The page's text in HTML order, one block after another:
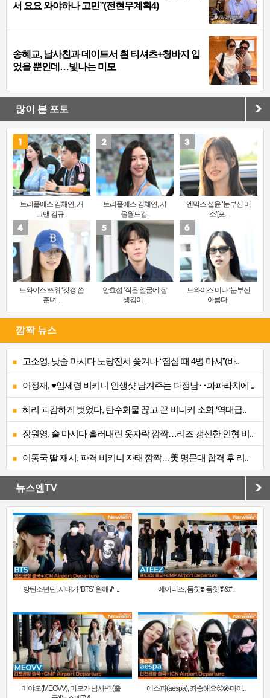
서 요요 와야하나 고민”(전현무계획4)
송혜교, 남사친과 데이트서 흰 티셔츠+청바지 입
었을 뿐인데…빛나는 미모
많이 본 포토
트리플에스 김채연, 개
그맨 김규..
트리플에스 김채연, 서
울월드컵..
엔믹스 설윤 ‘눈부신 미
소’[포..
트와이스 쯔위 ‘갓경 쓴
훈녀’..
안효섭 ‘작은 얼굴에 잘
생김이 ..
트와이스 미나 ‘눈부신
아름다..
깜짝 뉴스
고소영, 낮술 마시다 노량진서 쫓겨나 “점심 때 4병 마셔”(바..
이정재, ♥임세령 비키니 인생샷 남겨주는 다정남‥파파라치에 ..
혜리 과감하게 벗었다, 탄수화물 끊고 끈 비니키 소화 ‘역대급..
장원영, 술 마시다 흘러내린 옷자락 깜짝…리즈 갱신한 인형 비..
이동국 딸 재시, 파격 비키니 자태 깜짝…美 명문대 합격 후 리..
뉴스엔TV
방탄소년단, 시대가 ‘BTS’ 원해🎵 .. 에이티즈, 둠칫❣️ 둠칫❣&#..
미야오(MEOVV), 미모가 넘사벽 (출
에스파(aespa), 죄송해요🥺🎤마이..